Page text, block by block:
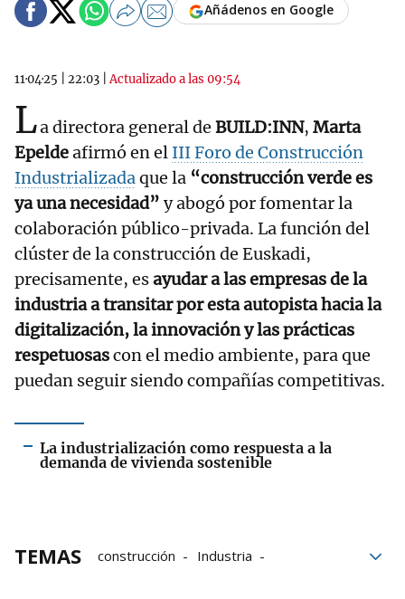
11·04·25 22:03 |Actualizado a las 09:54
Añádenos en Google
La directora general de BUILD:INN, Marta
Epeldeafirmó en el III Foro de Construcción
Industrializadaque la “construcción verde es
ya una necesidad” y abogó por fomentar la
colaboración público-privada. La función del
clúster de la construcción de Euskadi,
precisamente, esayudar a las empresas de la
industria a transitar por esta autopista hacia la
digitalización, la innovación y las prácticas
respetuosascon el medio ambiente, para que
puedan seguir siendo compañías competitivas.
La industrialización como respuesta a la
demanda de vivienda sostenible
TEMAS construcción
Industria